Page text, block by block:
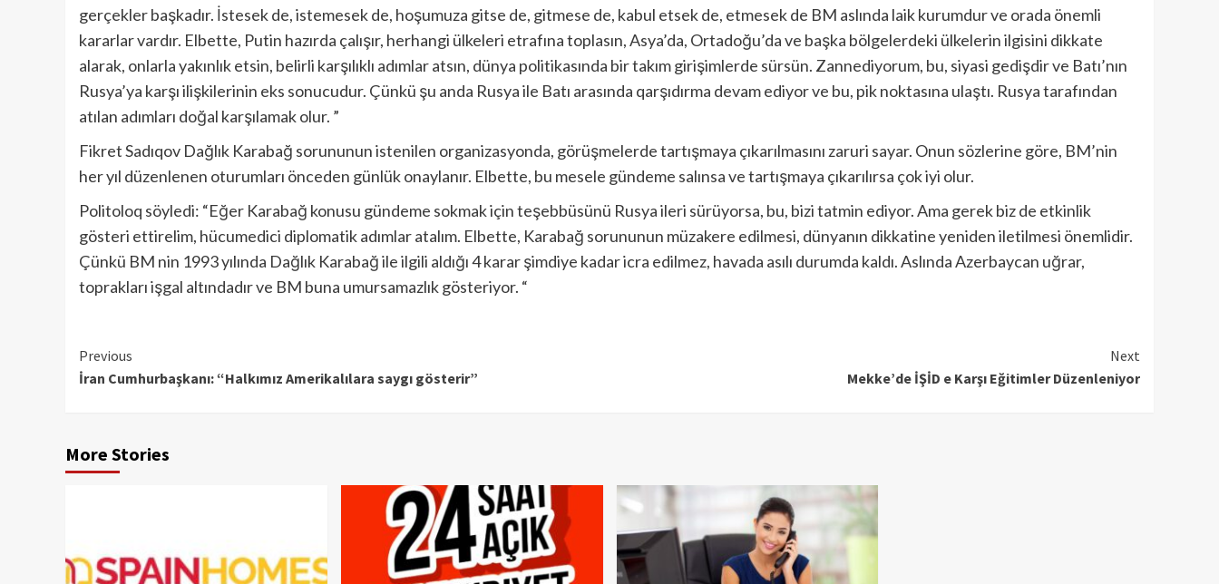
gerçekler başkadır. İstesek de, istemesek de, hoşumuza gitse de, gitmese de, kabul etsek de, etmesek de BM aslında laik kurumdur ve orada önemli
kararlar vardır. Elbette, Putin hazırda çalışır, herhangi ülkeleri etrafına toplasın, Asya’da, Ortadoğu’da ve başka bölgelerdeki ülkelerin ilgisini dikkate
alarak, onlarla yakınlık etsin, belirli karşılıklı adımlar atsın, dünya politikasında bir takım girişimlerde sürsün. Zannediyorum, bu, siyasi gedişdir ve Batı’nın
Rusya’ya karşı ilişkilerinin eks sonucudur. Çünkü şu anda Rusya ile Batı arasında qarşıdırma devam ediyor ve bu, pik noktasına ulaştı. Rusya tarafından
atılan adımları doğal karşılamak olur. ”
Fikret Sadıqov Dağlık Karabağ sorununun istenilen organizasyonda, görüşmelerde tartışmaya çıkarılmasını zaruri sayar. Onun sözlerine göre, BM’nin
her yıl düzenlenen oturumları önceden günlük onaylanır. Elbette, bu mesele gündeme salınsa ve tartışmaya çıkarılırsa çok iyi olur.
Politoloq söyledi: “Eğer Karabağ konusu gündeme sokmak için teşebbüsünü Rusya ileri sürüyorsa, bu, bizi tatmin ediyor. Ama gerek biz de etkinlik
gösteri ettirelim, hücumedici diplomatik adımlar atalım. Elbette, Karabağ sorununun müzakere edilmesi, dünyanın dikkatine yeniden iletilmesi önemlidir.
Çünkü BM nin 1993 yılında Dağlık Karabağ ile ilgili aldığı 4 karar şimdiye kadar icra edilmez, havada asılı durumda kaldı. Aslında Azerbaycan uğrar,
toprakları işgal altındadır ve BM buna umursamazlık gösteriyor. “
Continue
Reading
Previous
İran Cumhurbaşkanı: “Halkımız Amerikalılara saygı gösterir”
Next
Mekke’de İŞİD e Karşı Eğitimler Düzenleniyor
More Stories